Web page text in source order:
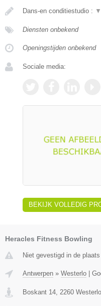
Dans-en conditiestudio : ▼
Diensten onbekend
Openingstijden onbekend
Sociale media:
BEKIJK VOLLEDIG
Heracles Fitness Bowling
Niet gevestigd in de
Antwerpen » Westerlo |
Boskant 14 2260 Westerlo